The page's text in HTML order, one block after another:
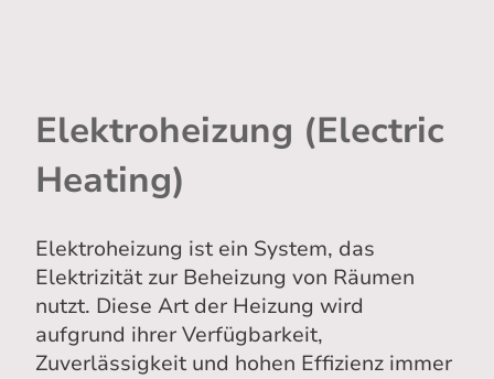
Elektroheizung (Electric
Heating)
Elektroheizung ist ein System, das
Elektrizität zur Beheizung von Räumen
nutzt. Diese Art der Heizung wird
aufgrund ihrer Verfügbarkeit,
Zuverlässigkeit und hohen Effizienz immer